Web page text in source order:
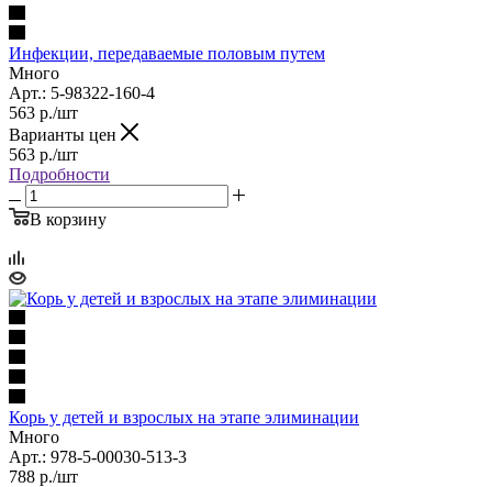
Инфекции, передаваемые половым путем
Много
Арт.: 5-98322-160-4
563 р./шт
Варианты цен
563 р./шт
Подробности
В корзину
Корь у детей и взрослых на этапе элиминации
Много
Арт.: 978-5-00030-513-3
788 р./шт